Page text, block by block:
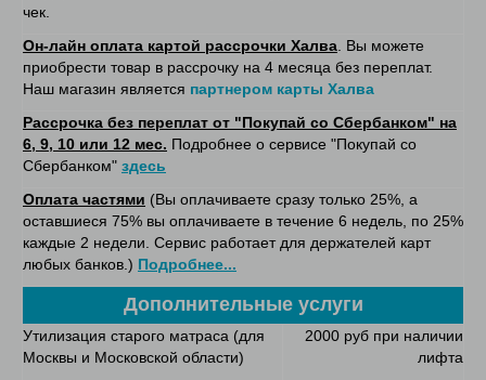
чек.
Он-лайн оплата картой рассрочки Халва . Вы можете
приобрести товар в рассрочку на 4 месяца без переплат.
Наш магазин является партнером карты Халва
Рассрочка без переплат от "Покупай со Сбербанком" на
6, 9, 10 или 12 мес. Подробнее о сервисе "Покупай со
Сбербанком" здесь
Оплата частями (Вы оплачиваете сразу только 25%, а
оставшиеся 75% вы оплачиваете в течение 6 недель, по 25%
каждые 2 недели. Сервис работает для держателей карт
любых банков.) Подробнее...
Дополнительные услуги
Утилизация старого матраса (для
Москвы и Московской области)
2000 руб при наличии
лифта